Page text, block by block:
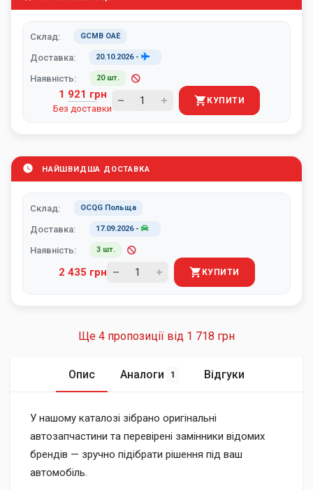
Склад: GCMB ОАЕ
Доставка: 20.10.2026-
Наявність: 20 шт.
1 921 грн
Без доставки
КУПИТИ
НАЙШВИДША ДОСТАВКА
Склад: OCQG Польща
Доставка: 17.09.2026-
Наявність: 3 шт.
2 435 грн КУПИТИ
Ще 4 пропозиції від 1 718 грн
Опис Аналоги 1 Відгуки
У нашому каталозі зібрано оригінальні
автозапчастини та перевірені замінники відомих
брендів — зручно підібрати рішення під ваш
автомобіль.